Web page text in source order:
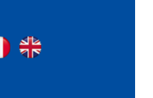
Ita